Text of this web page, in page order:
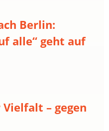
Berlin:
alle“ geht auf
Vielfalt – gegen